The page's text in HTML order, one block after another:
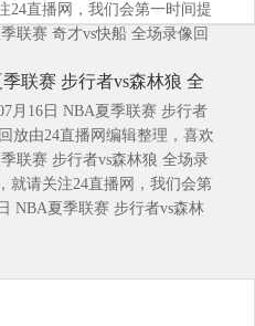
24直播网，我们会第一时间提
联赛 奇才vs快船 全场录像回
联赛 步行者vs森林狼 全
月16日 NBA夏季联赛 步行者
放由24直播网编辑整理，喜欢
联赛 步行者vs森林狼 全场录
就请关注24直播网，我们会第
NBA夏季联赛 步行者vs森林